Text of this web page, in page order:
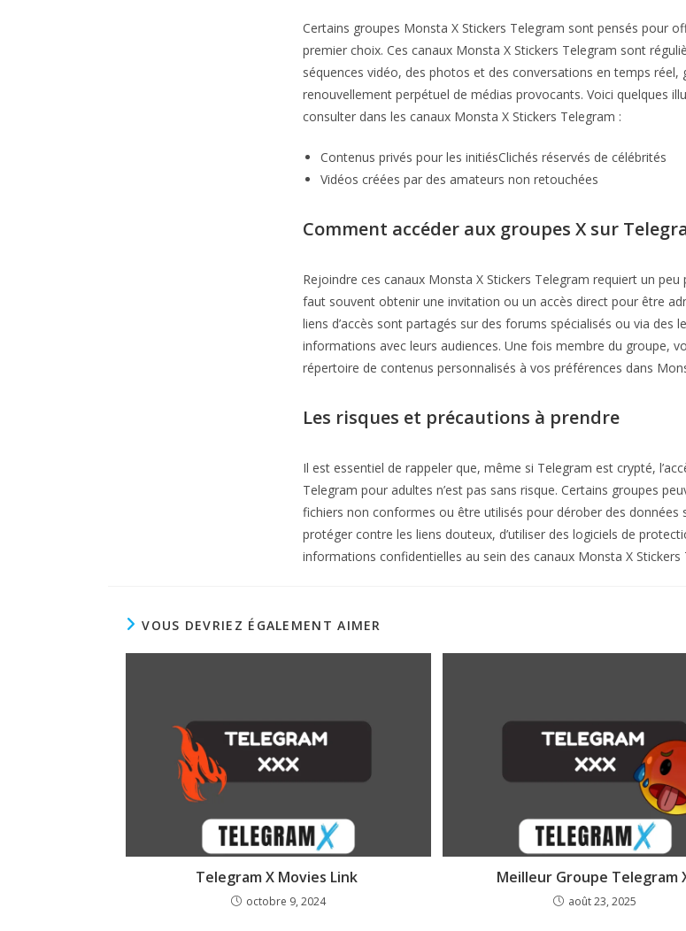
Certains groupes Monsta X Stickers Telegram sont pensés pour
premier choix. Ces canaux Monsta X Stickers Telegram sont
séquences vidéo, des photos et des conversations en temps réel,
renouvellement perpétuel de médias provocants. Voici quelques
consulter dans les canaux Monsta X Stickers Telegram :
Contenus privés pour les initiésClichés réservés de célébrités
Vidéos créées par des amateurs non retouchées
Comment accéder aux groupes X sur
Rejoindre ces canaux Monsta X Stickers Telegram requiert un peu
faut souvent obtenir une invitation ou un accès direct pour être
liens d’accès sont partagés sur des forums spécialisés ou via des
informations avec leurs audiences. Une fois membre du groupe,
répertoire de contenus personnalisés à vos préférences dans
Les risques et précautions à prendre
Il est essentiel de rappeler que, même si Telegram est crypté,
Telegram pour adultes n’est pas sans risque. Certains groupes
fichiers non conformes ou être utilisés pour dérober des données
protéger contre les liens douteux, d’utiliser des logiciels de
informations confidentielles au sein des canaux Monsta X Stickers
VOUS DEVRIEZ ÉGALEMENT AIMER
Telegram X Movies Link
octobre 9, 2024
Meilleur Groupe Telegram
août 23, 2025